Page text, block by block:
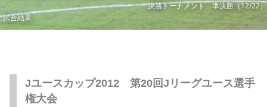
決勝トーナメント 準決勝（12/22）
試合結果
Jユースカップ2012 第20回Jリーグユース選手
権大会